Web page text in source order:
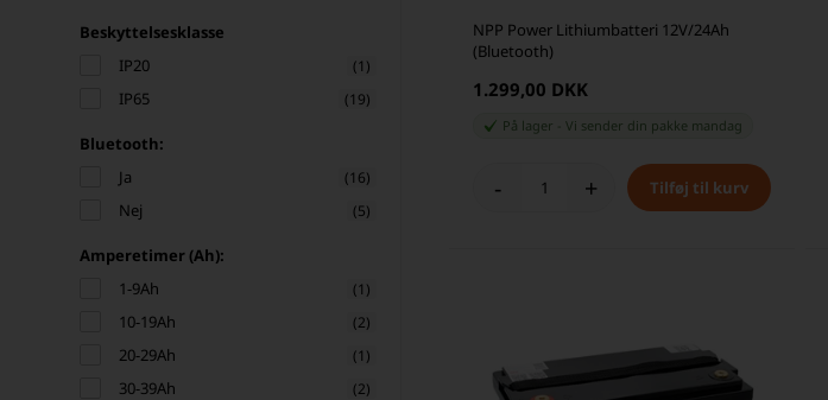
Beskyttelsesklasse
IP20
(1)
IP65 (19)
Bluetooth:
Ja
(16)
Nej (5)
Amperetimer (Ah):
1-9Ah
(1)
10-19Ah (2)
20-29Ah (1)
30-39Ah (2)
NPP Power Lithiumbatteri 12V/24Ah
(Bluetooth)
1.299,00 DKK
På lager -Vi sender din pakke mandag
- +